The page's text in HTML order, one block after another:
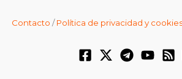
Contacto /Política de privacidad y